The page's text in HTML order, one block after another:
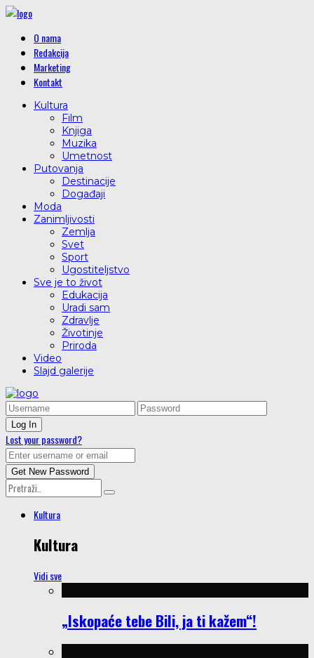
O nama
Redakcija
Marketing
Kontakt
Kultura
Film
Knjiga
Muzika
Umetnost
Putovanja
Destinacije
Događaji
Moda
Zanimljivosti
Zemlja
Svet
Sport
Ugostiteljstvo
Sve je to život
Edukacija
Uradi sam
Zdravlje
Životinje
Priroda
Video
Slajd galerije
Lost your password?
Kultura
Kultura
Vidi sve
„Iskopaće tebe Bili, ja ti kažem“!